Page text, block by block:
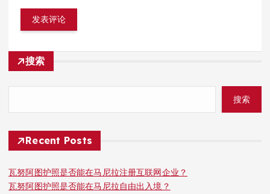
搜索
搜索
Recent Posts
瓦努阿图护照是否能在马尼拉注册互联网企业？
瓦努阿图护照是否能在马尼拉自由出入境？